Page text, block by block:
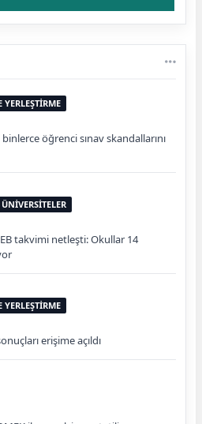
öğrenci sınav skandallarını
takvimi netleşti: Okullar 14
erişime açıldı